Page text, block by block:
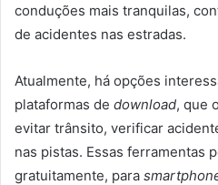
conduções mais tranquilas,
de acidentes nas estradas.
Atualmente, há opções
plataformas de download, que
evitar trânsito, verificar
nas pistas. Essas ferramentas
gratuitamente, para